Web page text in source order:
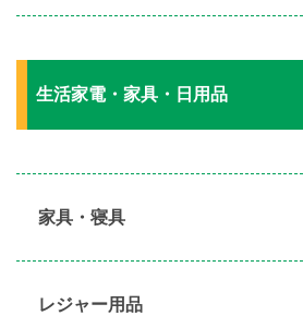
生活家電・家具・日用品
家具・寝具​
レジャー用品